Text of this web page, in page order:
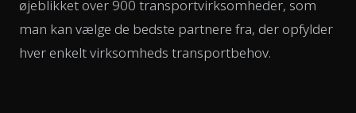
øjeblikket over 900 transportvirksomheder, som
man kan vælge de bedste partnere fra, der opfylder
hver enkelt virksomheds transportbehov.